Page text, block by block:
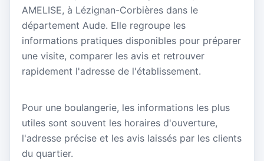
AMELISE, à Lézignan-Corbières dans le
département Aude. Elle regroupe les
informations pratiques disponibles pour préparer
une visite, comparer les avis et retrouver
rapidement l'adresse de l'établissement.
Pour une boulangerie, les informations les plus
utiles sont souvent les horaires d'ouverture,
l'adresse précise et les avis laissés par les clients
du quartier.